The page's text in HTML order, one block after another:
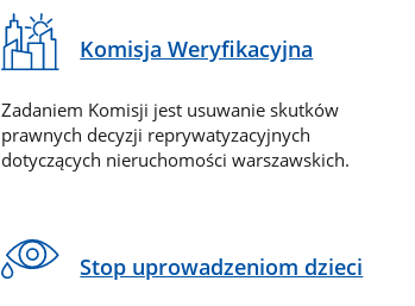
Komisja Weryfikacyjna
Zadaniem Komisji jest usuwanie skutków
prawnych decyzji reprywatyzacyjnych
dotyczących nieruchomości warszawskich.
Stop uprowadzeniom dzieci